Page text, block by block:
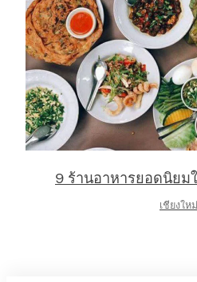
9 ร้านอาหารยอดนิยม
เชียงใหม่